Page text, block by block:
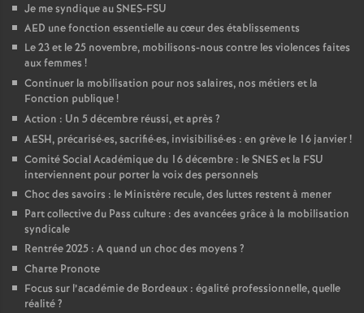
Je me syndique au SNES-FSU
AED une fonction essentielle au cœur des établissements
Le 23 et le 25 novembre, mobilisons-nous contre les violences faites
aux femmes !
Continuer la mobilisation pour nos salaires, nos métiers et la
Fonction publique!
Action : Un 5 décembre réussi, et après ?
AESH, précarisé·es, sacrifié·es, invisibilisé·es : en grève le 16 janvier!
Comité Social Académique du 16 décembre : le SNES et la FSU
interviennent pour porter la voix des personnels
Choc des savoirs : le Ministère recule, des luttes restent à mener
Part collective du Pass culture : des avancées grâce à la mobilisation
syndicale
Rentrée 2025 : A quand un choc des moyens ?
Charte Pronote
Focus sur l’académie de Bordeaux : égalité professionnelle, quelle
réalité?